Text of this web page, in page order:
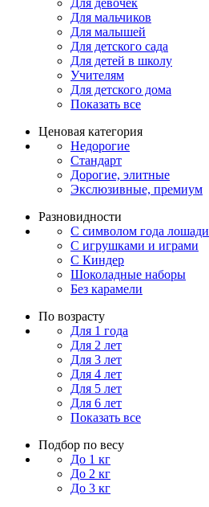
Для мальчиков
Для малышей
Для детского сада
Для детей в школу
Учителям
Для детского дома
Показать все
Ценовая категория
Недорогие
Стандарт
Дорогие, элитные
Экслюзивные, премиум
Разновидности
С символом года лошади
С игрушками и играми
С Киндер
Шоколадные наборы
Без карамели
По возрасту
Для 1 года
Для 2 лет
Для 3 лет
Для 4 лет
Для 5 лет
Для 6 лет
Показать все
Подбор по весу
До 1 кг
До 2 кг
До 3 кг